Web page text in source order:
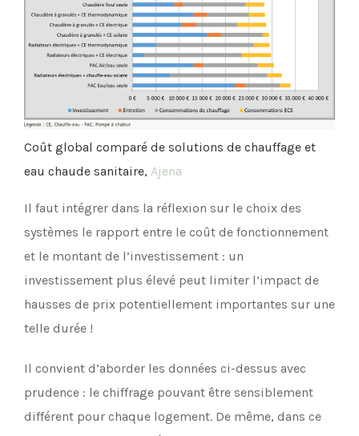
Coût global comparé de solutions de chauffage et
eau chaude sanitaire, Ajena
Il faut intégrer dans la réflexion sur le choix des
systèmes le rapport entre le coût de fonctionnement
et le montant de l’investissement : un
investissement plus élevé peut limiter l’impact de
hausses de prix potentiellement importantes sur une
telle durée !
Il convient d’aborder les données ci-dessus avec
prudence : le chiffrage pouvant être sensiblement
différent pour chaque logement. De même, dans ce